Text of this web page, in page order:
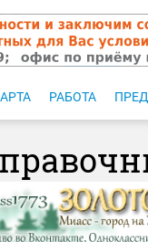
РАБОТА